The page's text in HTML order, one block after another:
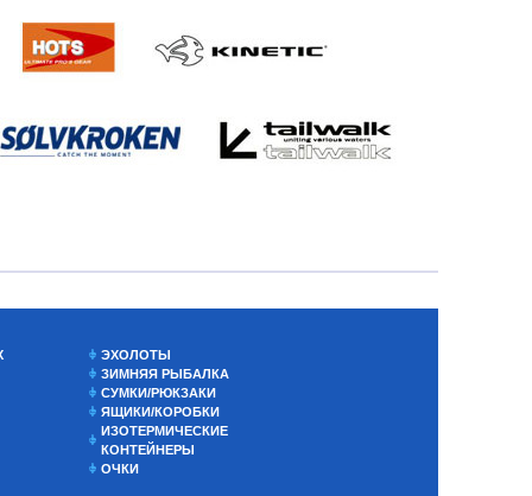
ЭХОЛОТЫ
ЗИМНЯЯ РЫБАЛКА
СУМКИ/РЮКЗАКИ
ЯЩИКИ/КОРОБКИ
ИЗОТЕРМИЧЕСКИЕ
КОНТЕЙНЕРЫ
ОЧКИ